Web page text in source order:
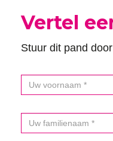
Vertel
Stuur dit pand